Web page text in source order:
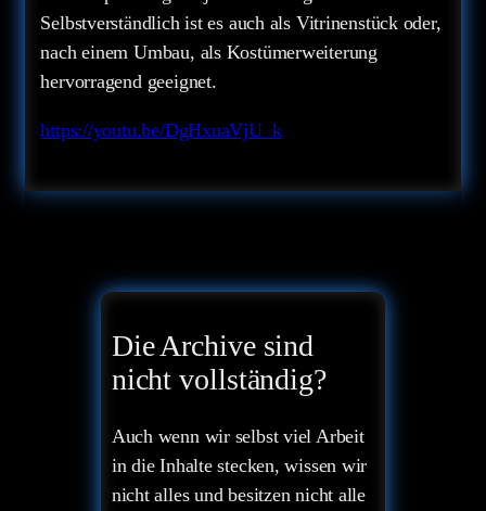
Selbstverständlich ist es auch als Vitrinenstück oder,
nach einem Umbau, als Kostümerweiterung
hervorragend geeignet.
https://youtu.be/DgHxuaVjU_k
Die Archive sind
nicht vollständig?
Auch wenn wir selbst viel Arbeit
in die Inhalte stecken, wissen wir
nicht alles und besitzen nicht alle